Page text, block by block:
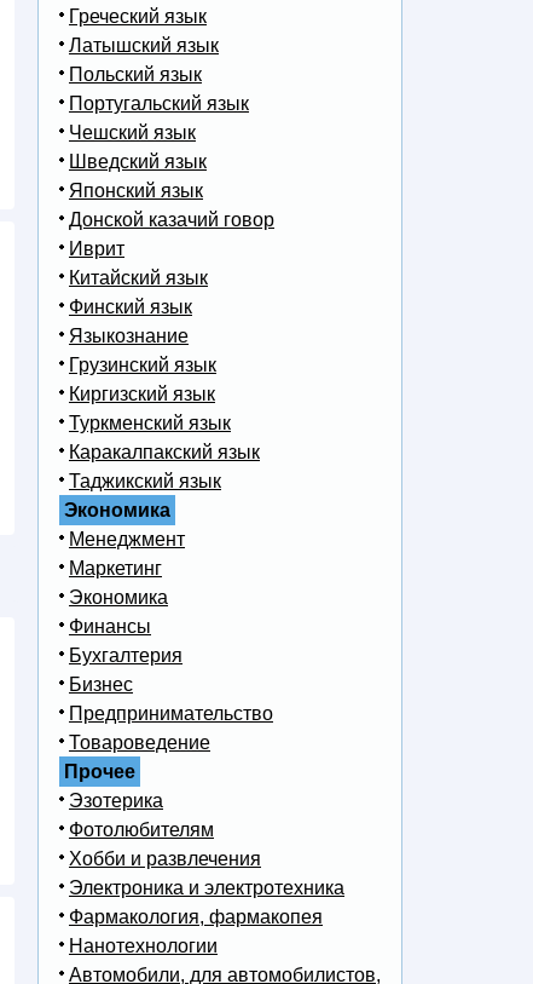
Греческий язык
Латышский язык
Польский язык
Португальский язык
Чешский язык
Шведский язык
Японский язык
Донской казачий говор
Иврит
Китайский язык
Финский язык
Языкознание
Грузинский язык
Киргизский язык
Туркменский язык
Каракалпакский язык
Таджикский язык
Экономика
Менеджмент
Маркетинг
Экономика
Финансы
Бухгалтерия
Бизнес
Предпринимательство
Товароведение
Прочее
Эзотерика
Фотолюбителям
Хобби и развлечения
Электроника и электротехника
Фармакология, фармакопея
Нанотехнологии
Автомобили, для автомобилистов,